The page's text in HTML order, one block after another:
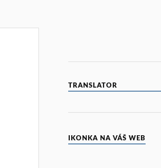
TRANSLATOR
IKONKA NA VÁŠ WEB